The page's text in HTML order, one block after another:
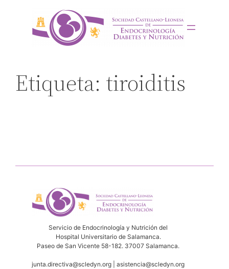
contenido
Etiqueta: tiroiditis
Servicio de Endocrinología y Nutrición del
Hospital Universitario de Salamanca.
Paseo de San Vicente 58-182. 37007 Salamanca.
junta.directiva@scledyn.org | asistencia@scledyn.org